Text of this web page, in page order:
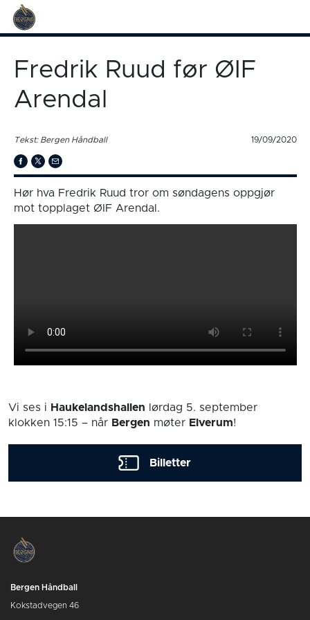
Fredrik Ruud før ØIF
Arendal
Tekst: Bergen Håndball 19/09/2020
Hør hva Fredrik Ruud tror om søndagens oppgjør
mot topplaget ØIF Arendal.
Vi ses i Haukelandshallen lørdag 5. september
klokken 15:15 – når Bergen møter Elverum!
Billetter
Bergen Håndball
Kokstadvegen 46